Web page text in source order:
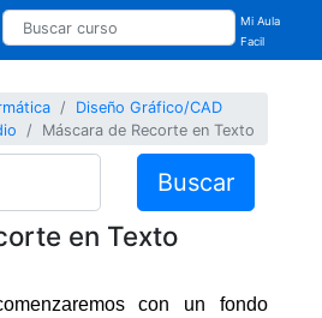
Mi Aula
Facil
Diseño Gráfico/CAD
Máscara de Recorte en Texto
Buscar
en Texto
con un fondo